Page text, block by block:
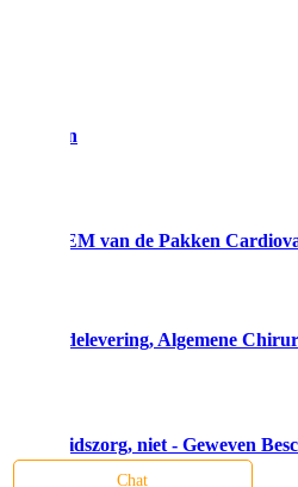
Pakken
OEM van de Pakken
Algemene
niet - Geweven
Chat